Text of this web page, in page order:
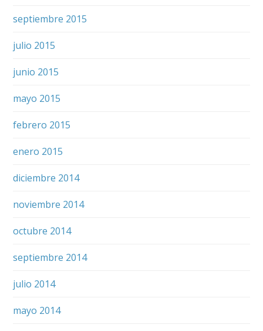
septiembre 2015
julio 2015
junio 2015
mayo 2015
febrero 2015
enero 2015
diciembre 2014
noviembre 2014
octubre 2014
septiembre 2014
julio 2014
mayo 2014